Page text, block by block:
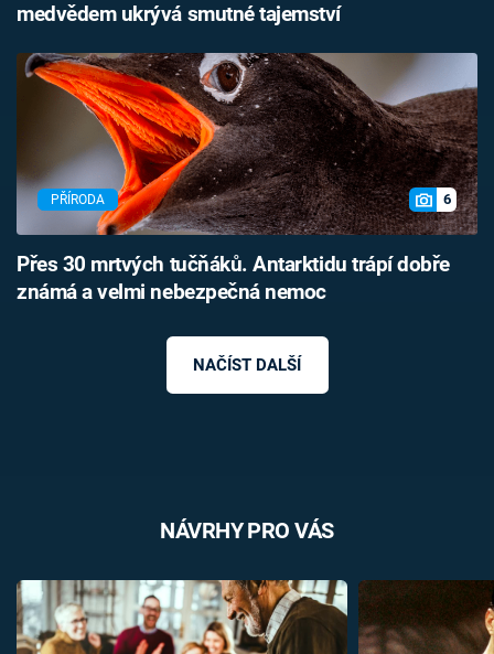
medvědem ukrývá smutné tajemství
PŘÍRODA 6
Přes 30 mrtvých tučňáků. Antarktidu trápí dobře
známá a velmi nebezpečná nemoc
NAČÍST DALŠÍ
NÁVRHY PRO VÁS